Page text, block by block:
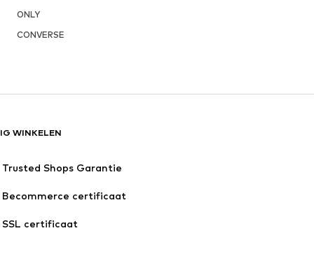
ONLY
CONVERSE
WINKELEN
Trusted Shops Garantie
Becommerce certificaat
SSL certificaat